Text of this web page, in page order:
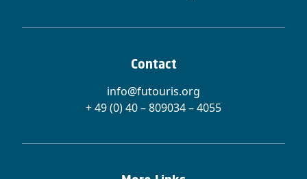
Contact
info@futouris.org
+ 49 (0) 40 – 809034 – 4055